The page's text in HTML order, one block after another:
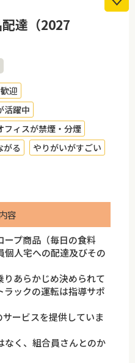
達（2027
迎
活躍中
フィスが禁煙・分煙
がる
やりがいがすごい
容
プ商品（毎日の食料
個人宅への配達及びその
あらかじめ決められて
ラックの運転は指導サポ
ービスを提供していま
く、組合員さんとのか